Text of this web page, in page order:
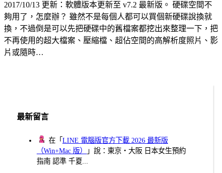
2017/10/13 更新：軟體版本更新至 v7.2 最新版。 硬碟空間不
夠用了，怎麼辦？ 雖然不是每個人都可以買個新硬碟說換就
換，不過倒是可以先把硬碟中的舊檔案都挖出來整理一下，把
不再使用的超大檔案、壓縮檔、超佔空間的高解析度照片、影
片或隨時…
最新留言
在「LINE 電腦版官方下載 2026 最新版
（Win+Mac 版）
」說：東京・大阪 日本女生預約
指南 認準 千夏...